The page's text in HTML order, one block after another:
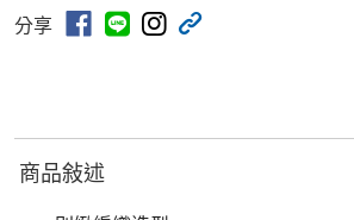
分享
商品敍述